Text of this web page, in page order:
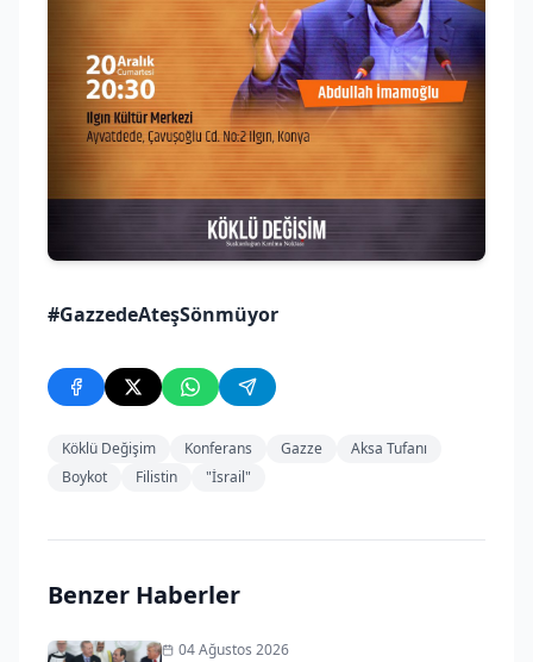
#GazzedeAteşSönmüyor
Köklü Değişim Konferans Gazze
Aksa Tufanı
Boykot
Filistin "İsrail"
Benzer Haberler
04 Ağustos 2026